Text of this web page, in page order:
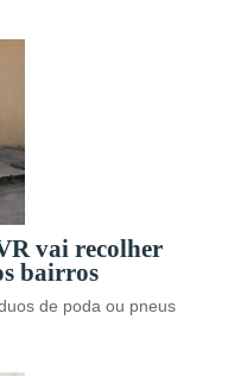
vai recolher
bairros
de poda ou pneus